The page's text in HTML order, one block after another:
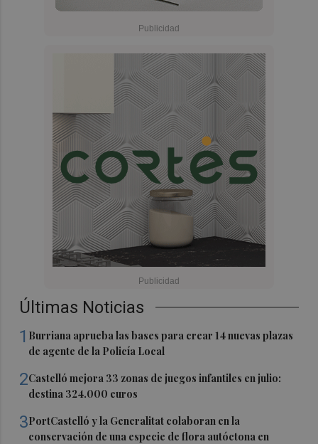
Últimas Noticias
1 Burriana aprueba las bases para crear 14 nuevas plazas
de agente de la Policía Local
2Castelló mejora 33 zonas de juegos infantiles en julio:
destina 324.000 euros
3PortCastelló y la Generalitat colaboran en la
conservación de una especie de flora autóctona en